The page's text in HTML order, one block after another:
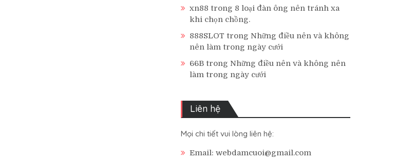
xn88 trong 8 loại đàn ông nên tránh xa
khi chọn chồng.
888SLOT trong Những điều nên và không
nên làm trong ngày cưới
66B trong Những điều nên và không nên
làm trong ngày cưới
Liên hệ
Mọi chi tiết vui lòng liên hệ:
Email: webdamcuoi@gmail.com